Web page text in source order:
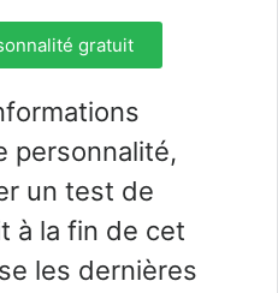
gratuit
personnalité,
un test de
à la fin de cet
les dernières